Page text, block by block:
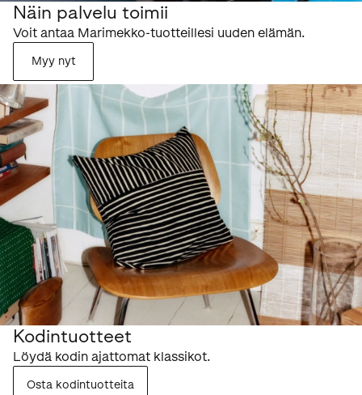
Näin palvelu toimii
Voit antaa Marimekko-tuotteillesi uuden elämän.
Myy nyt
Kodintuotteet
Löydä kodin ajattomat klassikot.
Osta kodintuotteita